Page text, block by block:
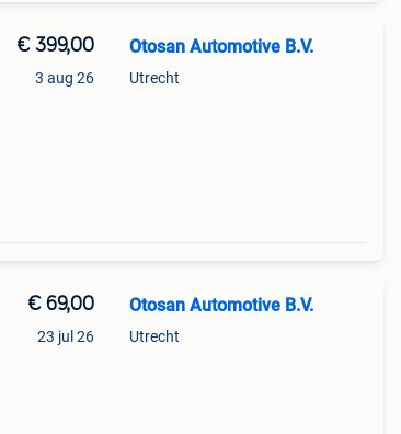
€ 399,00
3 aug 26
Otosan Automotive B.V.
Utrecht
€ 69,00
23 jul 26
Otosan Automotive B.V.
Utrecht